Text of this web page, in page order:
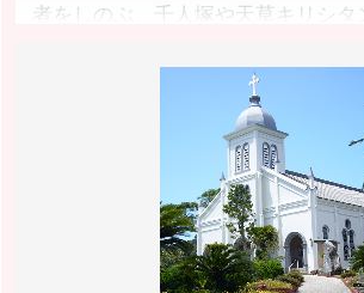
者をしのぶ、千人塚や天草キリシタ
内にある約１５０本の桜が満開を迎
多くの花見客でにぎわいます。
入園料／無料 ※天草キリシタン館観
高校生200円、小中学生150円
営業時間／通年 ※天草キリシタン館